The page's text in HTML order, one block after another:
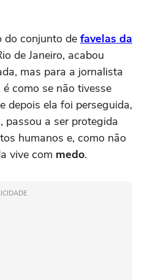
do conjunto de favelas da
de Janeiro, acabou
mas para a jornalista
como se não tivesse
depois ela foi perseguida,
passou a ser protegida
humanos e, como não
vive com medo.